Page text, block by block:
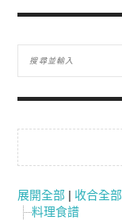
展開全部 | 收合全部
料理食譜